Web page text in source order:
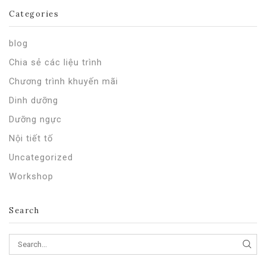
Categories
blog
Chia sẻ các liệu trình
Chương trình khuyến mãi
Dinh dưỡng
Dưỡng ngực
Nội tiết tố
Uncategorized
Workshop
Search